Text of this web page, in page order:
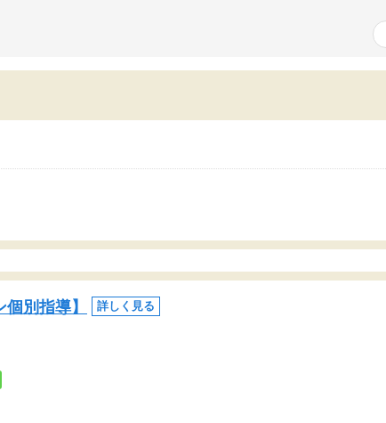
別指導】 詳しく見る